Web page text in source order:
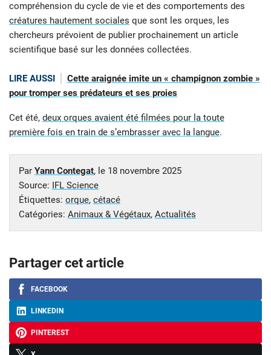
compréhension du cycle de vie et des comportements des
créatures hautement sociales que sont les orques, les
chercheurs prévoient de publier prochainement un article
scientifique basé sur les données collectées.
LIRE AUSSI
Cette araignée imite un « champignon zombie »
pour tromper ses prédateurs et ses proies
Cet été, deux orques avaient été filmées pour la toute
première fois en train de s’embrasser avec la langue.
Par Yann Contegat, le 18 novembre 2025
Source: IFL Science
Étiquettes: orque, cétacé
Catégories: Animaux & Végétaux, Actualités
Partager cet article
FACEBOOK
LINKEDIN
PINTEREST